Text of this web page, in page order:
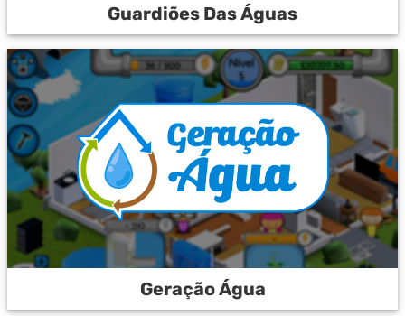
Guardiões Das Águas
Geração Água